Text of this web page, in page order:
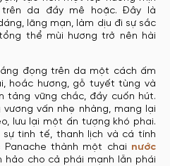
trên da đầy mê hoặc. Đây là
lãng mạn, làm dịu đi sự sắc
thể mùi hương trở nên hài
đọng trên da một cách ấm
hoắc hương, gỗ tuyết tùng và
tảng vững chắc, đầy cuốn hút.
vấn nhẹ nhàng, mang lại
lưu lại một ấn tượng khó phai.
sự tinh tế, thanh lịch và cá tính
Panache thành một chai nước
hảo cho cả phái mạnh lẫn phái